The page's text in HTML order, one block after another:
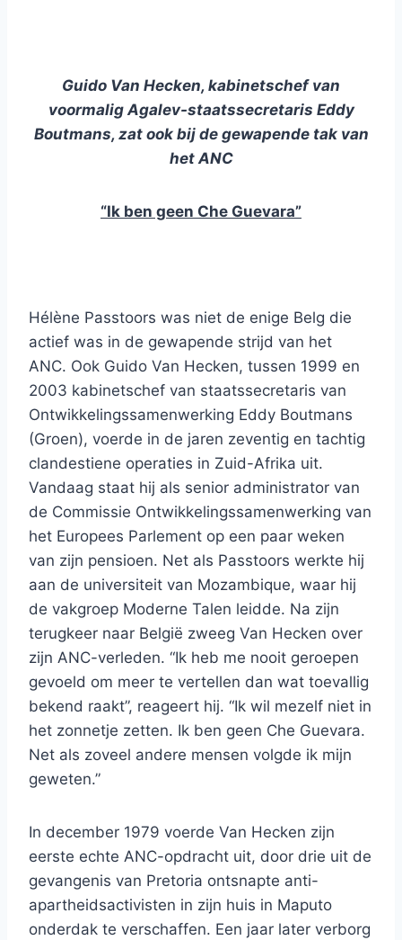
Guido Van Hecken, kabinetschef van
voormalig Agalev-staatssecretaris Eddy
Boutmans, zat ook bij de gewapende tak van
het ANC
“Ik ben geen Che Guevara”
Hélène Passtoors was niet de enige Belg die
actief was in de gewapende strijd van het
ANC. Ook Guido Van Hecken, tussen 1999 en
2003 kabinetschef van staatssecretaris van
Ontwikkelingssamenwerking Eddy Boutmans
(Groen), voerde in de jaren zeventig en tachtig
clandestiene operaties in Zuid-Afrika uit.
Vandaag staat hij als senior administrator van
de Commissie Ontwikkelingssamenwerking van
het Europees Parlement op een paar weken
van zijn pensioen. Net als Passtoors werkte hij
aan de universiteit van Mozambique, waar hij
de vakgroep Moderne Talen leidde. Na zijn
terugkeer naar België zweeg Van Hecken over
zijn ANC-verleden. “Ik heb me nooit geroepen
gevoeld om meer te vertellen dan wat toevallig
bekend raakt”, reageert hij. “Ik wil mezelf niet in
het zonnetje zetten. Ik ben geen Che Guevara.
Net als zoveel andere mensen volgde ik mijn
geweten.”
In december 1979 voerde Van Hecken zijn
eerste echte ANC-opdracht uit, door drie uit de
gevangenis van Pretoria ontsnapte anti-
apartheidsactivisten in zijn huis in Maputo
onderdak te verschaffen. Een jaar later verborg